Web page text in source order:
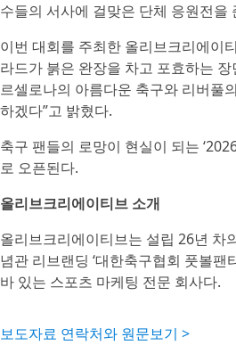
수들의 서사에 걸맞은 단체 응원전을
이번 대회를 주최한 올리브크리에이
라드가 붉은 완장을 차고 포효하는
르셀로나의 아름다운 축구와 리버풀
하겠다”고 밝혔다.
축구 팬들의 로망이 현실이 되는
로 오픈된다.
올리브크리에이티브 소개
올리브크리에이티브는 설립 26년 차
념관 리브랜딩 ‘대한축구협회 풋볼
바 있는 스포츠 마케팅 전문 회사다.
보도자료 연락처와 원문보기 >